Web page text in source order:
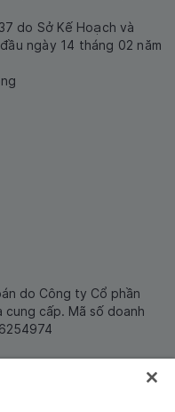
do Sở Kế Hoạch và
ngày 14 tháng 02 năm
do Công ty Cổ phần
cung cấp. Mã số doanh